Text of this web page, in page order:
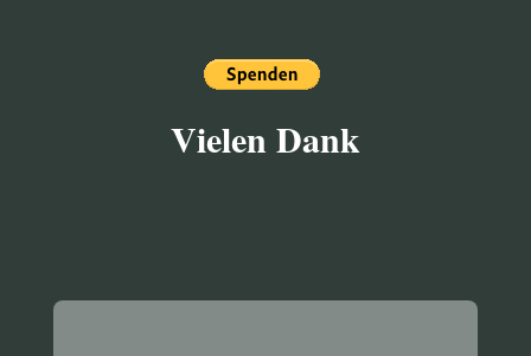
Vielen Dank